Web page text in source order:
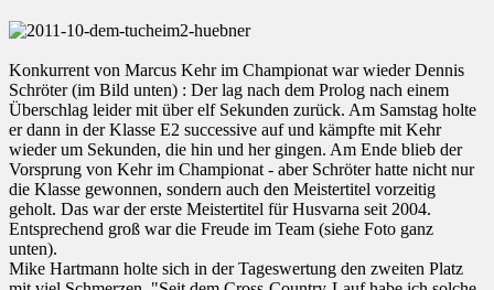
Konkurrent von Marcus Kehr im Championat war wieder Dennis
Schröter (im Bild unten) : Der lag nach dem Prolog nach einem
Überschlag leider mit über elf Sekunden zurück. Am Samstag holte
er dann in der Klasse E2 successive auf und kämpfte mit Kehr
wieder um Sekunden, die hin und her gingen. Am Ende blieb der
Vorsprung von Kehr im Championat - aber Schröter hatte nicht nur
die Klasse gewonnen, sondern auch den Meistertitel vorzeitig
geholt. Das war der erste Meistertitel für Husvarna seit 2004.
Entsprechend groß war die Freude im Team (siehe Foto ganz
unten).
Mike Hartmann holte sich in der Tageswertung den zweiten Platz